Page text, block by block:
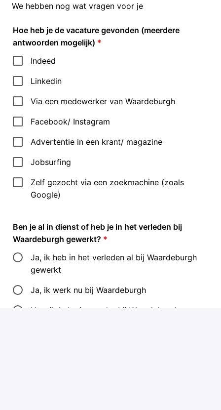
We hebben nog wat vragen voor je
Hoe heb je de vacature gevonden (meerdere
antwoorden mogelijk) *
Indeed
Linkedin
Via een medewerker van Waardeburgh
Facebook/ Instagram
Advertentie in een krant/ magazine
Jobsurfing
Zelf gezocht via een zoekmachine (zoals
Google)
Ben je al in dienst of heb je in het verleden bij
Waardeburgh gewerkt? *
Ja, ik heb in het verleden al bij Waardeburgh
gewerkt
Ja, ik werk nu bij Waardeburgh
Nee, ik heb niet eerder bij Waardeburgh